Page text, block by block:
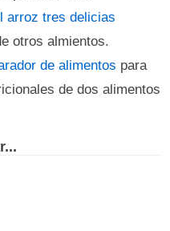
arroz tres delicias
otros almientos.
de alimentos para
de dos alimentos